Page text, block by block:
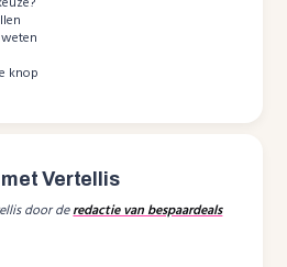
knop
Vertellis
door deredactie van bespaardeals